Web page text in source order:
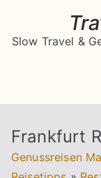
springen
Slow Travel &
Frankfurt
Genussreisen